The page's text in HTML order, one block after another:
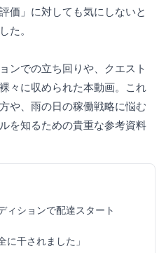
価」に対しても気にしないと
た。
ンでの立ち回りや、クエスト
々に収められた本動画。これ
や、雨の日の稼働戦略に悩む
を知るための貴重な参考資料
ィションで配達スタート
干されました」